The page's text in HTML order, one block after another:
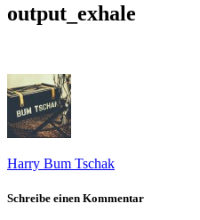
output_exhale
Harry Bum Tschak
Schreibe einen Kommentar